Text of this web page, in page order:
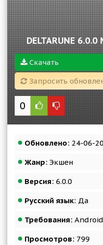
DELTARUNE
Скачать
Запросить
0
Обновлено: 24-06-
Жанр: Экшен
Версия: 6.0.0
Русский язык: Да
Требования:
Просмотров: 799